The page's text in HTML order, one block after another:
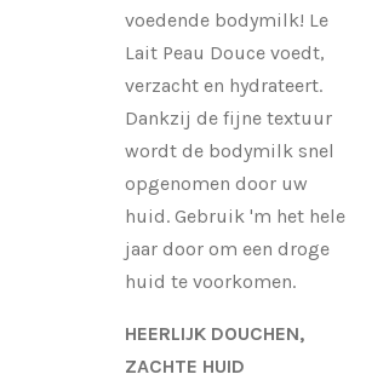
voedende bodymilk! Le
Lait Peau Douce voedt,
verzacht en hydrateert.
Dankzij de fijne textuur
wordt de bodymilk snel
opgenomen door uw
huid. Gebruik 'm het hele
jaar door om een droge
huid te voorkomen.
HEERLIJK DOUCHEN,
ZACHTE HUID